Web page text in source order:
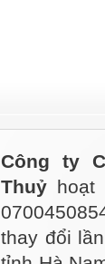
Công ty
Thuỷ hoạt
thay đổi